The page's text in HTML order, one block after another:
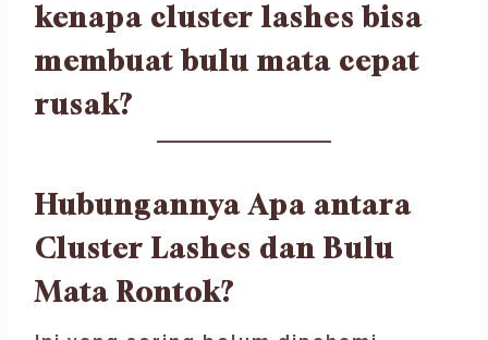
kenapa cluster lashes bisa
membuat bulu mata cepat
rusak?
Hubungannya Apa antara
Cluster Lashes dan Bulu
Mata Rontok?